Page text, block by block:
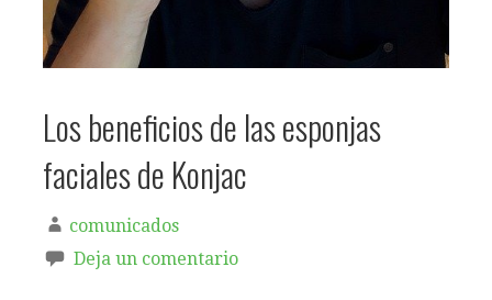
Los beneficios de las esponjas
faciales de Konjac
comunicados
Deja un comentario